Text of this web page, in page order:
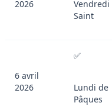
2026
Vendredi
Saint
6 avril
2026
✅
Lundi de
Pâques